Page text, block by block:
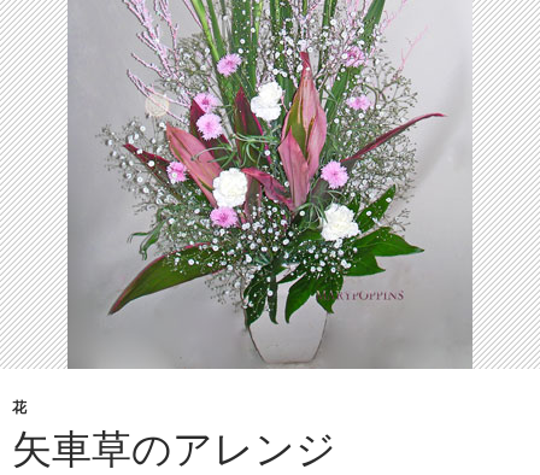
花
矢車草のアレンジ